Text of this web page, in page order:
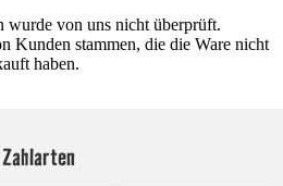
wurde von uns nicht überprüft.
Kunden stammen, die die Ware nicht
haben.
Zahlarten